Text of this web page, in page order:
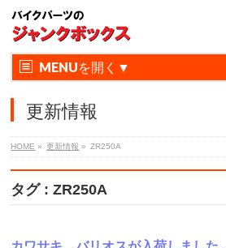
MENU
更新情報
HOME » 更新情報 » ZR250A
タグ : ZR250A